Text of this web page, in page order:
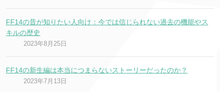
FF14の昔が知りたい人向け：今では信じられない過去の機能やス
キルの歴史
2023年8月25日
FF14の新生編は本当につまらないストーリーだったのか？
2023年7月13日